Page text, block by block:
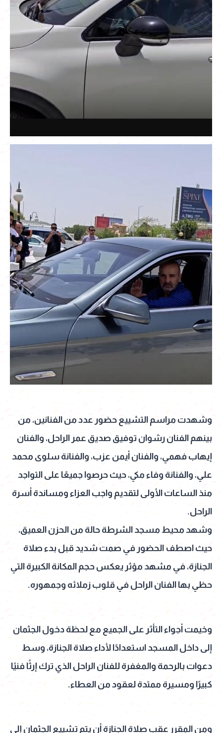
وشهدت مراسم التشييع حضور عدد من الفنانين، من
بينهم الفنان رشوان توفيق صديق عمر الراحل، والفنان
إيهاب فهمي، والفنان أيمن عزب، والفنانة سلوى محمد
علي، والفنانة وفاء مكي، حيث حرصوا جميعًا على التواجد
منذ الساعات الأولى لتقديم واجب العزاء ومساندة أسرة
الراحل.
وشهد محيط مسجد الشرطة حالة من الحزن العميق،
حيث اصطف الحضور في صمت شديد قبل بدء صلاة
الجنازة، في مشهد مؤثر يعكس حجم المكانة الكبيرة التي
حظي بها الفنان الراحل في قلوب زملائه وجمهوره.
وخيمت أجواء التأثر على الجميع مع لحظة دخول الجثمان
إلى داخل المسجد استعدادًا لأداء صلاة الجنازة، وسط
دعوات بالرحمة والمغفرة للفنان الراحل الذي ترك إرثًا فنيًا
كبيرًا ومسيرة ممتدة لعقود من العطاء.
ومن المقرر عقب صلاة الجنازة أن يتم تشييع الجثمان إلى